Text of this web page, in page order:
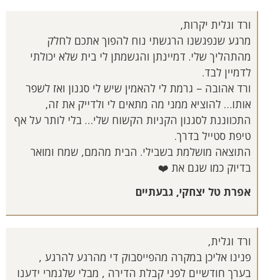
ורד וגלית יקרות,
מרגע שנפגשנו הרגשתי נוח להפוך אתכם לחלק
מהתהליך שלי. דמיינתן והגשמתן לי בית שלא יכולתי
לדמיין לבד.
ורד אהובה – גרמת לי להאמין שיש לי סגנון ואז לשפר
אותו… להוציא ממני מה מתאים לי ולדייק את זה,
התכווננת לסגנון הקניות הקשוח שלי… בלי לותר על אף
טיפת סטייל בדרך.
התוצאה מושלמת בשבילי. הבית מהמם, שמח ומואר
בדיוק כמו שגם את ❤️
אפרת טל יצחקי, גבעתיים
ורד וגלית,
פנינו אליכן במקרה מהפייסבוק די מהרגע להרגע ,
בערך חודשיים לפני קבלת הדירה , מבלי שלגמרי ידענו